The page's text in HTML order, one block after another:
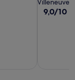
9.0
9,0/10